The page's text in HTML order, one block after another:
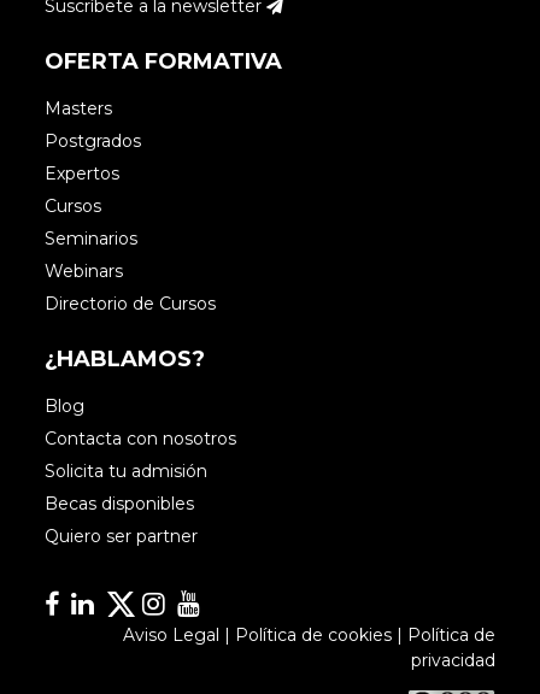
Suscríbete a la newsletter
OFERTA FORMATIVA
Masters
Postgrados
Expertos
Cursos
Seminarios
Webinars
Directorio de Cursos
¿HABLAMOS?
Blog
Contacta con nosotros
Solicita tu admisión
Becas disponibles
Quiero ser partner
Facebook
Linkedin
Linkedin
Instagram
Aviso Legal | Política de cookies| Política de
privacidad